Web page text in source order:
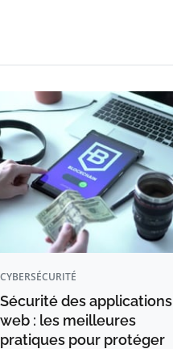
CYBERSÉCURITÉ
Sécurité des applications
web : les meilleures
pratiques pour protéger